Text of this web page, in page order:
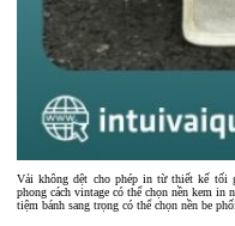
Vải không dệt cho phép in từ thiết kế tối
phong cách vintage có thể chọn nền kem in
tiệm bánh sang trọng có thể chọn nền be